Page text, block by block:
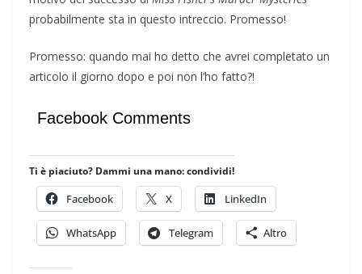
probabilmente sta in questo intreccio. Promesso!
Promesso: quando mai ho detto che avrei completato un
articolo il giorno dopo e poi non l’ho fatto?!
Facebook Comments
Ti è piaciuto? Dammi una mano: condividi!
Facebook X LinkedIn
WhatsApp Telegram Altro